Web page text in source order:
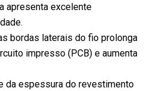
apresenta excelente
bordas laterais do fio prolonga
impresso (PCB) e aumenta
da espessura do revestimento